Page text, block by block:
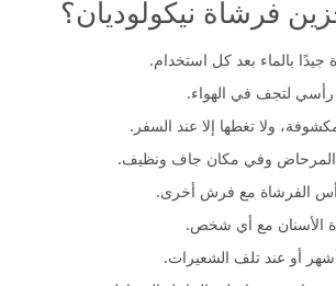
فرشاة نيكولوديان؟
بالماء بعد كل استخدام.
لتجف في الهواء.
ولا تغطها إلا عند السفر.
المرحاض وفي مكان جاف ونظيف.
الفرشاة مع فرش أخرى.
الأسنان مع أي شخص.